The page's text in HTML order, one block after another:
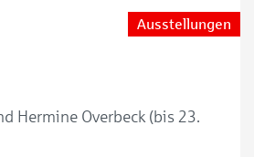
Ausstellungen
Hermine Overbeck (bis 23.